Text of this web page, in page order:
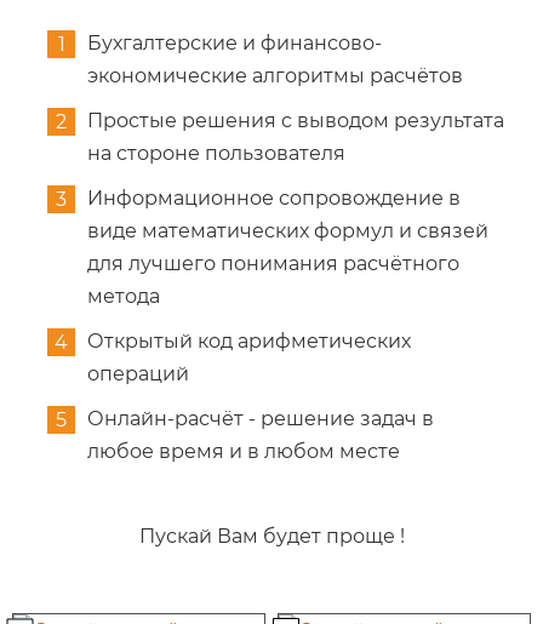
Бухгалтерские и финансово-
экономические алгоритмы расчётов
Простые решения c выводом результата
на стороне пользователя
Информационное сопровождение в
виде математических формул и связей
для лучшего понимания расчётного
метода
Открытый код арифметических
операций
Онлайн-расчёт - решение задач в
любое время и в любом месте
Пускай Вам будет проще !